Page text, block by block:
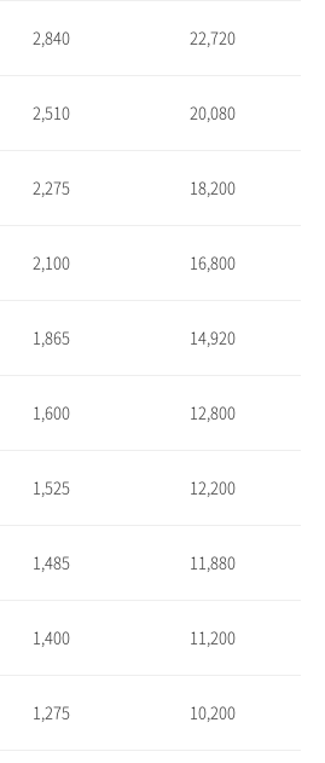
2,840 22,720
2,510 20,080
2,275 18,200
2,100 16,800
1,865 14,920
1,600 12,800
1,525 12,200
1,485 11,880
1,400 11,200
1,275 10,200